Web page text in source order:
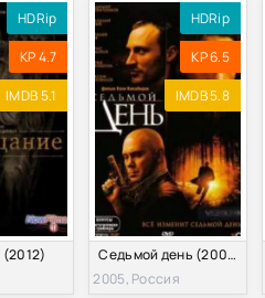
MP3
New-Team
HDRip
KP 4.7
IMDB 5.1
HDRip
KP 6.5
IMDB 5.8
Седьмой день (2005)
2005, Россия